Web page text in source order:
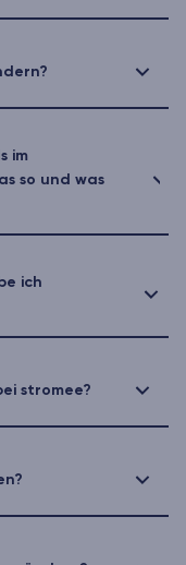
im
so und was
ich
stromee?